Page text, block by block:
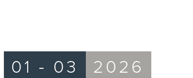
01 - 03 2026